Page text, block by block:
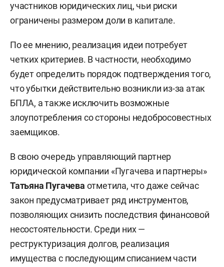
участников юридических лиц, чьи риски
ограничены размером доли в капитале.
По ее мнению, реализация идеи потребует
четких критериев. В частности, необходимо
будет определить порядок подтверждения того,
что убытки действительно возникли из-за атак
БПЛА, а также исключить возможные
злоупотребления со стороны недобросовестных
заемщиков.
В свою очередь управляющий партнер
юридической компании «Пугачева и партнеры»
Татьяна Пугачева отметила, что даже сейчас
закон предусматривает ряд инструментов,
позволяющих снизить последствия финансовой
несостоятельности. Среди них —
реструктуризация долгов, реализация
имущества с последующим списанием части